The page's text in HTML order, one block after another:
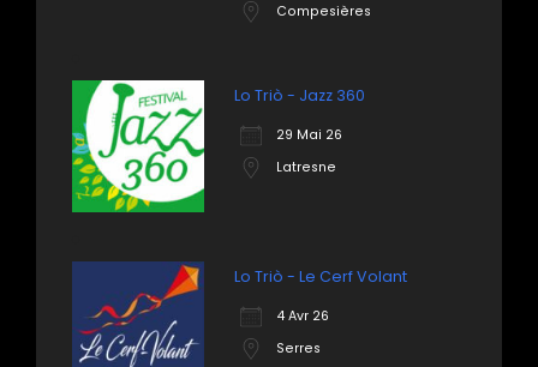
Compesières
Lo Triò - Jazz 360
29 Mai 26
Latresne
Lo Triò - Le Cerf Volant
4 Avr 26
Serres